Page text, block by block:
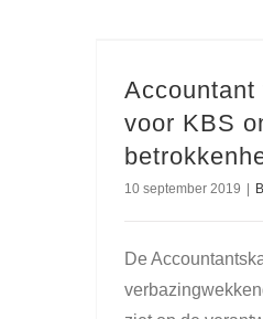
voor KBS
10 september 2019
De